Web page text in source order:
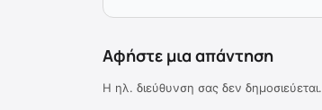
Αφήστε μια απάντηση
Η ηλ. διεύθυνση σας δεν δημοσιεύεται.